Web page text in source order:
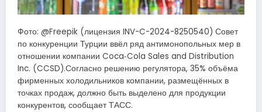
Фото: @Freepik (лицензия INV-C-2024-8250540) Совет
по конкуренции Турции ввёл ряд антимонопольных мер в
отношении компании Coca‑Cola Sales and Distribution
Inc. (CCSD).Согласно решению регулятора, 35% объёма
фирменных холодильников компании, размещённых в
точках продаж, должно быть выделено для продукции
конкурентов, сообщает ТАСС.